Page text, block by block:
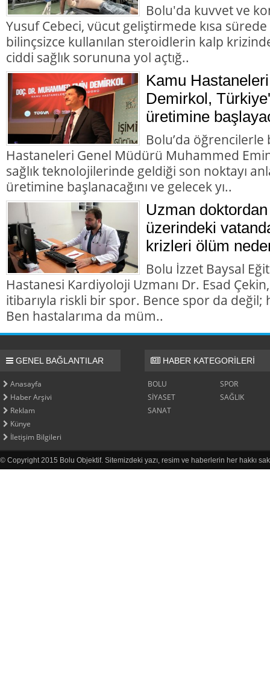
Bolu'da kuvvet ve
Yusuf Cebeci, vücut geliştirmede kısa
bilinçsizce kullanılan steroidlerin kalp
ciddi sağlık sorununa yol açtığ..
Kamu
Demirkol,
üretimine
Bolu’da
Hastaneleri Genel Müdürü Muhammed
sağlık teknolojilerinde geldiği son noktayı
üretimine başlanacağını ve gelecek yı..
Uzman doktordan
üzerindeki
krizleri ölüm
Bolu İzzet Baysal
Hastanesi Kardiyoloji Uzmanı Dr. Esad
itibarıyla riskli bir spor. Bence spor da değil;
Ben hastalarıma da müm..
GENEL BAĞLANTILAR
Anasayfa
Haber Arşivi
Reklam
Künye
İletişim Bilgileri
HABER KATEGORİLERİ
BOLU
SPOR
SİYASET
SAĞLIK
SANAT
© Copyright 2015 Bolu Objektif. Sitemizdeki yazı, resim ve haberlerin her hakkı